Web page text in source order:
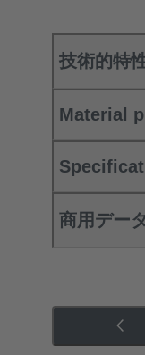
技術的特
Material
商用データ